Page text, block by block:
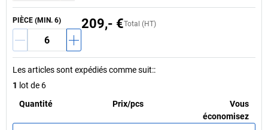
PIÈCE (MIN. 6) Total (HT)
209,- €
Les articles sont expédiés comme suit::
1 lot de 6
Quantité
Prix/pcs
Vous
économisez